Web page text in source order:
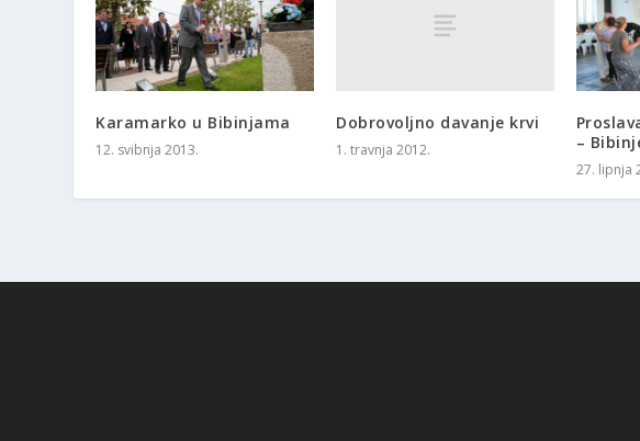
Karamarko u Bibinjama
12. svibnja 2013.
Dobrovoljno davanje krvi
1. travnja 2012.
–
27. lipnja